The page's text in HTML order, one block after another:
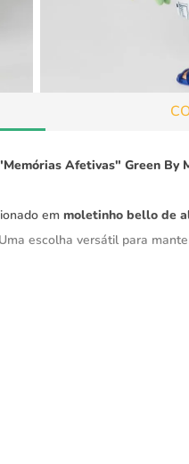
Afetivas" Green By
em moletinho bello de
Uma escolha versátil para